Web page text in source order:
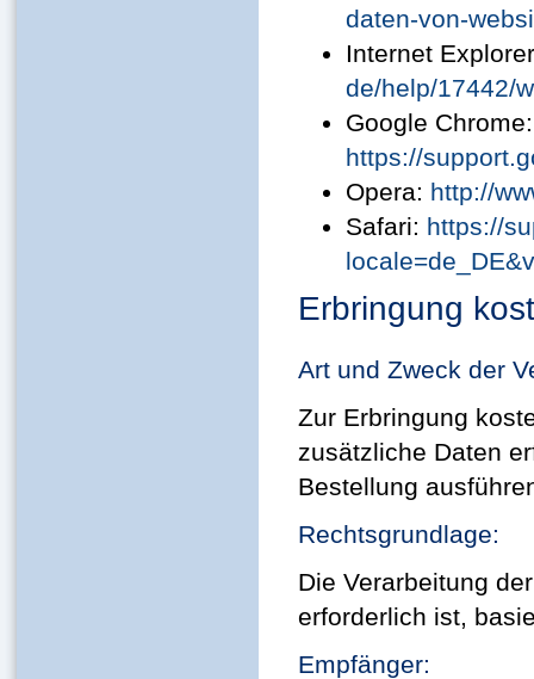
daten-von-
Internet
de/help/17442/
Google Chrome:
https://
Opera: http://
Safari: https://
Erbringung
Art und Zweck der
Zur Erbringung
zusätzliche Daten
Bestellung
Rechtsgrundlage:
Die Verarbeitung
erforderlich ist,
Empfänger: